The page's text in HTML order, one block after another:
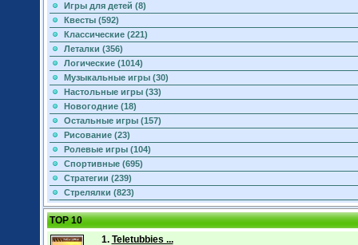
Игры для детей (8)
Квесты (592)
Классические (221)
Леталки (356)
Логические (1014)
Музыкальные игры (30)
Настольные игры (33)
Новогодние (18)
Остальные игры (157)
Рисование (23)
Ролевые игры (104)
Спортивные (695)
Стратегии (239)
Стрелялки (823)
TOP 10
1. Teletubbies ...